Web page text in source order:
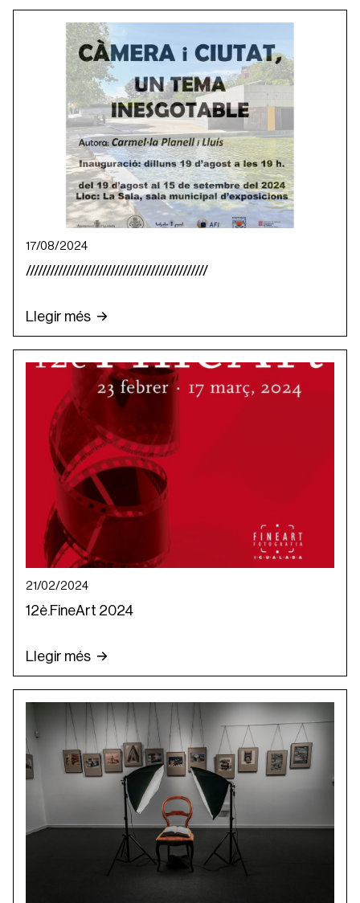
/////////////////////////////////////////////
Llegir més
17/08/2024
12è.FineArt 2024
Llegir més
21/02/2024